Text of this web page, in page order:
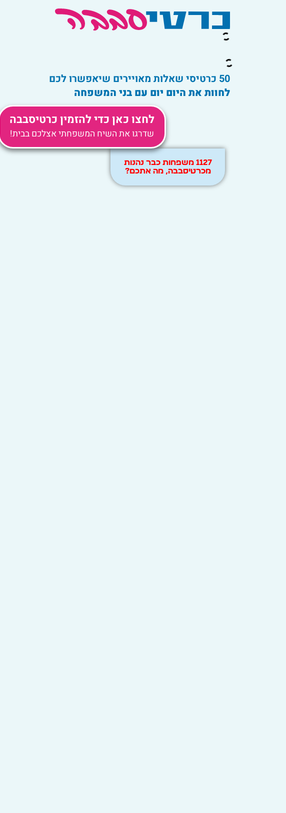
50 כרטיסי שאלות מאויירים שיאפשרו לכם
לחוות את היום יום עם בני המשפחה
לחצו כאן כדי להזמין כרטיסבבה
שדרגו את השיח המשפחתי אצלכם בבית!
1127 משפחות כבר נהנות
מכרטיסבבה, מה אתכם?